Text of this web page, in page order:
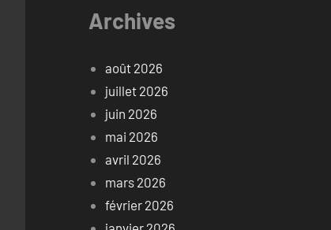
Archives
août 2026
juillet 2026
juin 2026
mai 2026
avril 2026
mars 2026
février 2026